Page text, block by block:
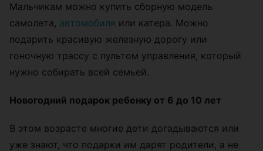
Мальчикам можно купить сборную модель
самолета, автомобиля или катера. Можно
подарить красивую железную дорогу или
гоночную трассу с пультом управления, который
нужно собирать всей семьей.
Новогодний подарок ребенку от 6 до 10 лет
В этом возрасте многие дети догадываются или
уже знают, что подарки им дарят родители, а не